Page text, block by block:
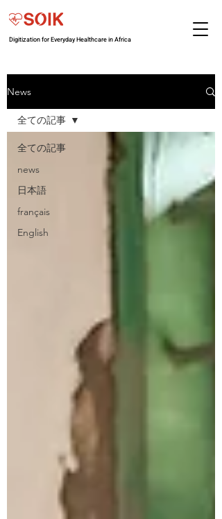
Digitization for Everyday Healthcare in Africa
News
全ての記事
news
日本語
français
English
全ての記事